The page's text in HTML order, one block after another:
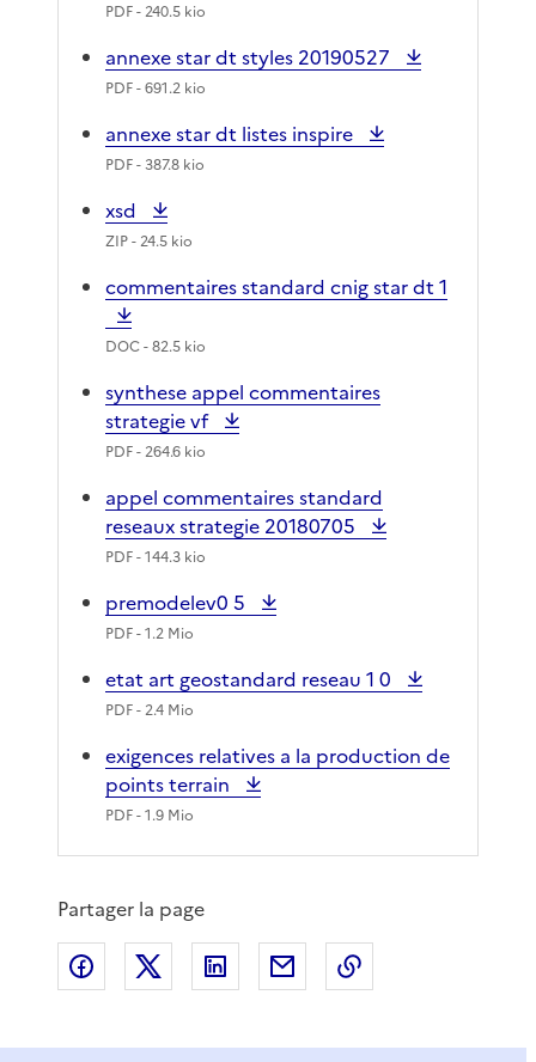
PDF- 240.5 kio
annexe star dt styles 20190527
PDF- 691.2 kio
annexe star dt listes inspire
PDF- 387.8 kio
xsd
ZIP- 24.5 kio
commentaires standard cnig star dt 1
DOC- 82.5 kio
synthese appel commentaires
strategie vf
PDF- 264.6 kio
appel commentaires standard
reseaux strategie 20180705
PDF- 144.3 kio
premodelev0 5
PDF- 1.2 Mio
etat art geostandard reseau 1 0
PDF- 2.4 Mio
exigences relatives a la production de
points terrain
PDF- 1.9 Mio
Partager la page
Partager sur Facebook
Partager sur XPartager sur LinkedIn
Partager par email